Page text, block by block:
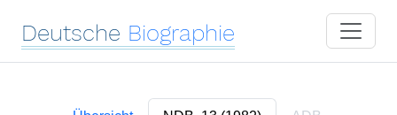
Deutsche Biographie